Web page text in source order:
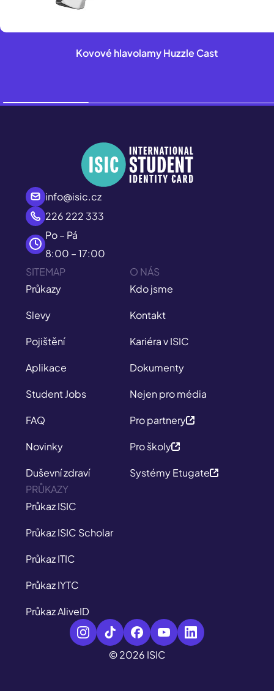
Kovové hlavolamy Huzzle Cast
info@isic.cz
226 222 333
Po – Pá
8:00 – 17:00
SITEMAP
Průkazy
Slevy
Pojištění
Aplikace
Student Jobs
FAQ
Novinky
Duševní zdraví
O NÁS
Kdo jsme
Kontakt
Kariéra v ISIC
Dokumenty
Nejen pro média
Pro partnery
Pro školy
Systémy Etugate
PRŮKAZY
Průkaz ISIC
Průkaz ISIC Scholar
Průkaz ITIC
Průkaz IYTC
Průkaz AliveID
© 2026 ISIC